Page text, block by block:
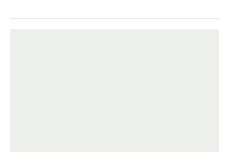
a confiança dos torcedores para a